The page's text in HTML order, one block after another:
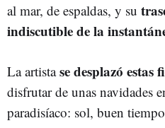
al mar, de espaldas, y su
indiscutible de la
La artistase desplazó estas
disfrutar de unas navidades
paradisíaco: sol, buen